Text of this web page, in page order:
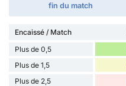
fin du match
Encaissé / Match
Plus de 0,5
Plus de 1,5
Plus de 2,5